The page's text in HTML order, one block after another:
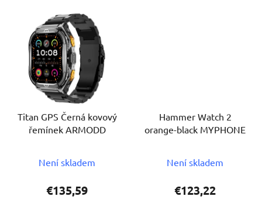
Titan GPS Černá kovový
řemínek ARMODD
Není skladem
€135,59
Hammer Watch 2
orange-black MYPHONE
Není skladem
€123,22